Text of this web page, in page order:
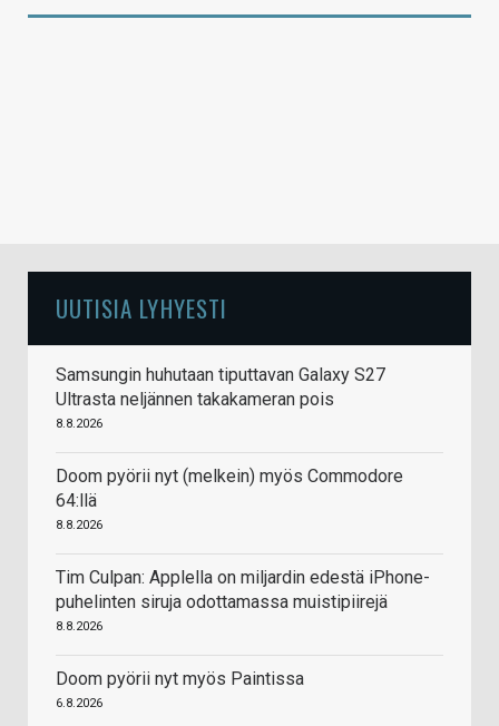
UUTISIA LYHYESTI
Samsungin huhutaan tiputtavan Galaxy S27
Ultrasta neljännen takakameran pois
8.8.2026
Doom pyörii nyt (melkein) myös Commodore
64:llä
8.8.2026
Tim Culpan: Applella on miljardin edestä iPhone-
puhelinten siruja odottamassa muistipiirejä
8.8.2026
Doom pyörii nyt myös Paintissa
6.8.2026